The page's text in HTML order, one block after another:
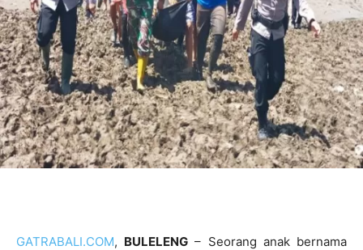
GATRABALI.COM, BULELENG – Seorang anak bernama